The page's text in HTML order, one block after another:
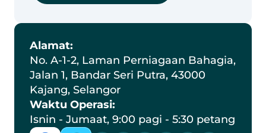
Alamat:
No. A-1-2, Laman Perniagaan Bahagia,
Jalan 1, Bandar Seri Putra, 43000
Kajang, Selangor
Waktu Operasi:
Isnin - Jumaat, 9:00 pagi - 5:30 petang